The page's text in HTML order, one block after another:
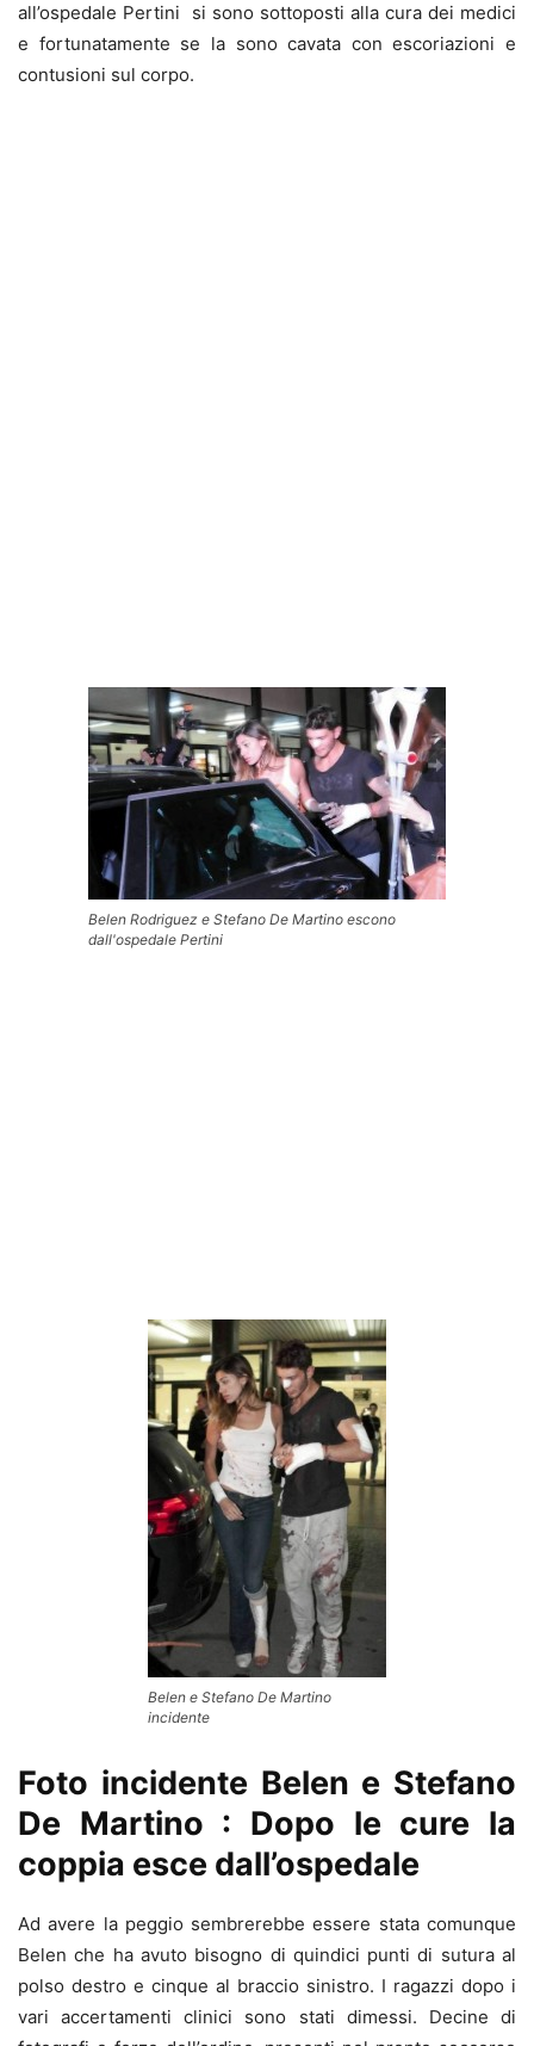
all’ospedale Pertini si sono sottoposti alla cura dei medici
e fortunatamente se la sono cavata con escoriazioni e
contusioni sul corpo.
Belen Rodriguez e Stefano De Martino escono
dall'ospedale Pertini
Belen e Stefano De Martino
incidente
Foto incidente Belen e Stefano
De Martino : Dopo le cure la
coppia esce dall’ospedale
Ad avere la peggio sembrerebbe essere stata comunque
Belen che ha avuto bisogno di quindici punti di sutura al
polso destro e cinque al braccio sinistro. I ragazzi dopo i
vari accertamenti clinici sono stati dimessi. Decine di